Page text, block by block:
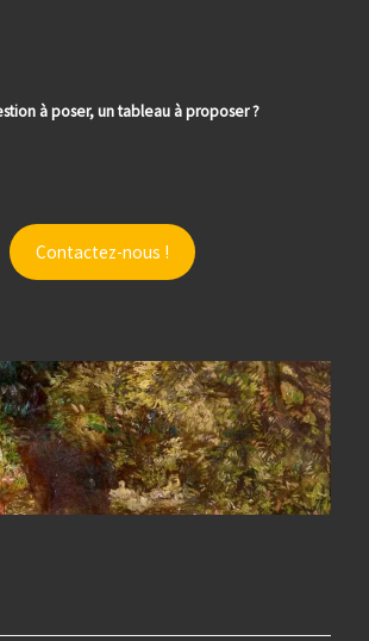
à poser, un tableau à proposer ?
Contactez-nous !